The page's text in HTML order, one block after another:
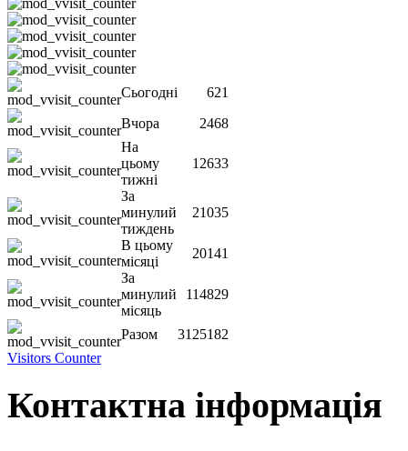
Сьогодні
621
Вчора
2468
На
цьому
тижні
12633
За
минулий
тиждень
21035
В цьому
місяці
20141
За
минулий
місяць
114829
Разом
3125182
Visitors Counter
Контактна інформація